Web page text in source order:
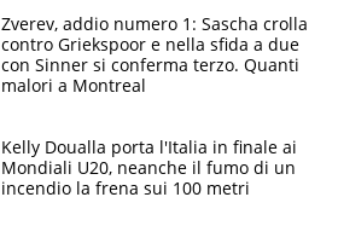
Zverev, addio numero 1: Sascha crolla
contro Griekspoor e nella sfida a due
con Sinner si conferma terzo. Quanti
malori a Montreal
Kelly Doualla porta l'Italia in finale ai
Mondiali U20, neanche il fumo di un
incendio la frena sui 100 metri